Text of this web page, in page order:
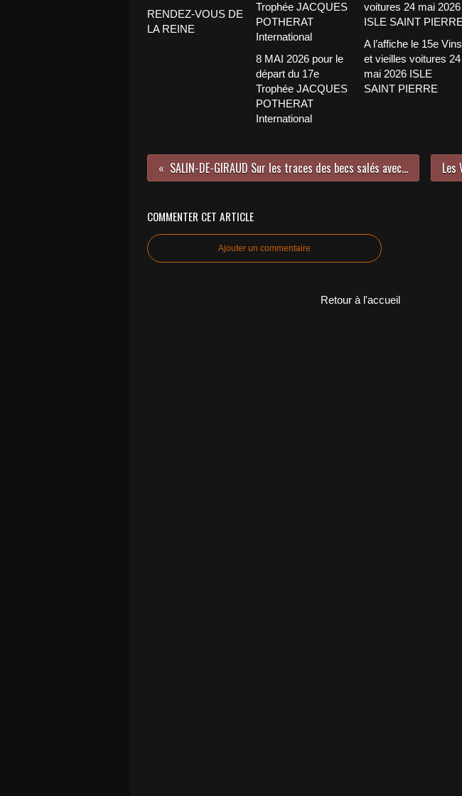
RENDEZ-VOUS DE
LA REINE
8 MAI 2026 pour le
départ du 17e
Trophée JACQUES
POTHERAT
International
A l’affiche le 15e Vins
et vieilles voitures 24
mai 2026 ISLE
SAINT PIERRE
SALIN-DE-GIRAUD Sur les traces des becs salés avec LE RENDEZ-VOUS DE LA REINE production
COMMENTER CET ARTICLE
Ajouter un commentaire
Retour à l'accueil